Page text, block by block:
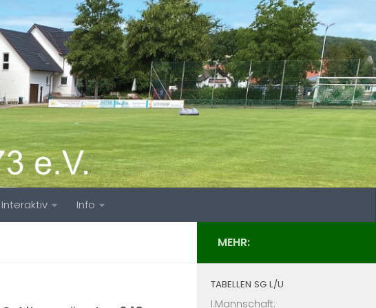
Interaktiv Info
MEHR:
TABELLEN SG L/U
I.Mannschaft: